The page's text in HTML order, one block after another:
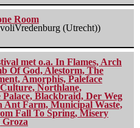
Room
(Utrecht))
met o.a. In Flames, Arch
Of God, Alestorm, The
Amorphis, Paleface
Northlane,
Blackbraid, Der Weg
Ant Farm, Municipal Waste,
Fall To Spring, Misery
Groza